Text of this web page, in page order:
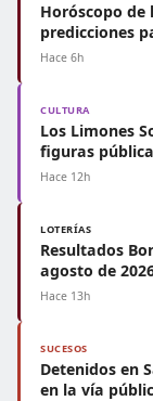
Horóscopo de
predicciones
Hace 6h
CULTURA
Los Limones
figuras
Hace 12h
LOTERÍAS
Resultados
agosto de
Hace 13h
SUCESOS
Detenidos en
en la vía